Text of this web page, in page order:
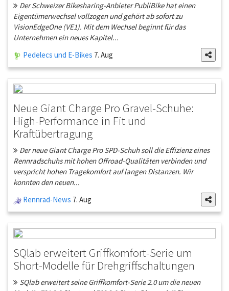
Der Schweizer Bikesharing-Anbieter PubliBike hat einen
Eigentümerwechsel vollzogen und gehört ab sofort zu
VisionEdgeOne (VE1). Mit dem Wechsel beginnt für das
Unternehmen ein neues Kapitel...
Pedelecs und E-Bikes 7. Aug
Neue Giant Charge Pro Gravel-Schuhe:
High-Performance in Fit und
Kraftübertragung
Der neue Giant Charge Pro SPD-Schuh soll die Effizienz eines
Rennradschuhs mit hohen Offroad-Qualitäten verbinden und
verspricht hohen Tragekomfort auf langen Distanzen. Wir
konnten den neuen...
Rennrad-News 7. Aug
SQlab erweitert Griffkomfort-Serie um
Short-Modelle für Drehgriffschaltungen
SQlab erweitert seine Griffkomfort-Serie 2.0 um die neuen